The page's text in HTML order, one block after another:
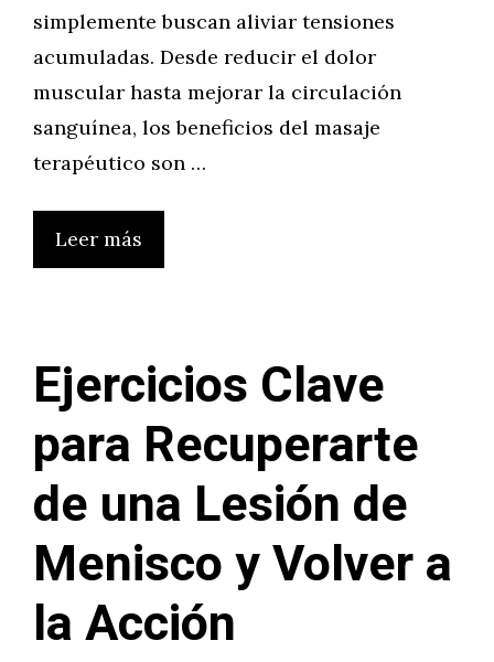
simplemente buscan aliviar tensiones
acumuladas. Desde reducir el dolor
muscular hasta mejorar la circulación
sanguínea, los beneficios del masaje
terapéutico son …
Leer más
Ejercicios Clave
para Recuperarte
de una Lesión de
Menisco y Volver a
la Acción